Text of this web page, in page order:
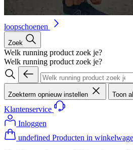
loopschoenen
Zoek
Welk running product zoek je?
Welk running product zoek je?
Zoekterm opnieuw instellen Toon
Klantenservice
Inloggen
undefined Producten in